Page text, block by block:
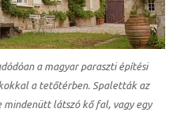
a magyar paraszti építési
a tetőtérben. Spaletták az
mindenütt látszó kő fal, vagy egy